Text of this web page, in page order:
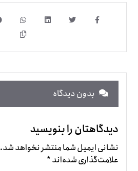
بدون دیدگاه
دیدگاهتان را بنویسید
نشانی ایمیل شما منتشر نخواهد شد.
علامت‌گذاری شده‌اند*